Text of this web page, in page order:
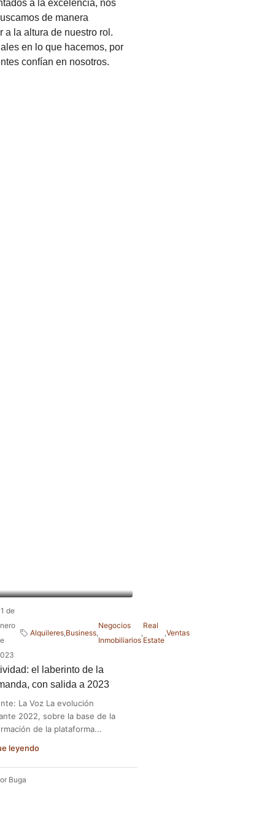
a la excelencia, nos
de manera
a la altura de nuestro rol.
en lo que hacemos, por
confían en nosotros.
de
Alquileres,Business,
Negocios
Inmobiliarios
,
Real
Estate
,Ventas
el laberinto de la
con salida a 2023
La Voz La evolución
2022, sobre la base de la
de la plataforma...
leyendo
Buga